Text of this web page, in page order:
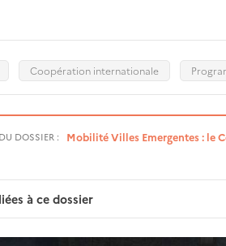
Coopération internationale
DOSSIER :
Mobilité Villes Emergentes : le
à ce dossier